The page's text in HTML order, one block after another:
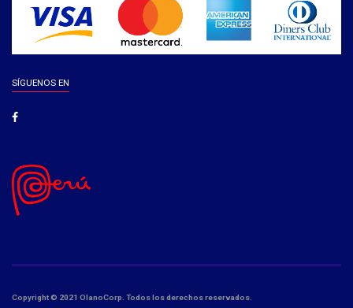
SÍGUENOS EN
Copyright © 2021 OlanoCorp. Todos los derechos reservados.